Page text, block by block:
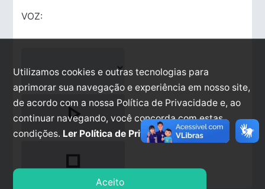
VOZ:
play_arrow
stop
Utilizamos cookies e outras tecnologias para
aprimorar sua navegação e experiência em nosso site,
de acordo com a nossa Política de Privacidade e, ao
continuar navegando, você concorda com estas
condições. Ler Política de Privacidade.
Aceito